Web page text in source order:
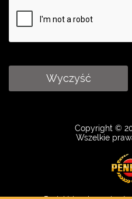
Wyczyść
Copyright ©
Wszelkie